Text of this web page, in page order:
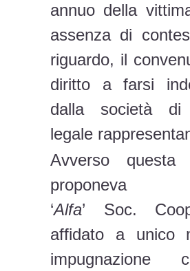
annuo della
assenza di
riguardo, il
diritto a farsi
dalla società
legale
Avverso questa
proponeva
‘Alfa’ Soc.
affidato a unico
impugnazione